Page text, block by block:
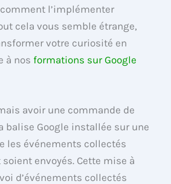
l’implémenter
cela vous semble étrange,
votre curiosité en
à nos formations sur Google
avoir une commande de
balise Google installée sur une
les événements collectés
envoyés. Cette mise à
d’événements collectés